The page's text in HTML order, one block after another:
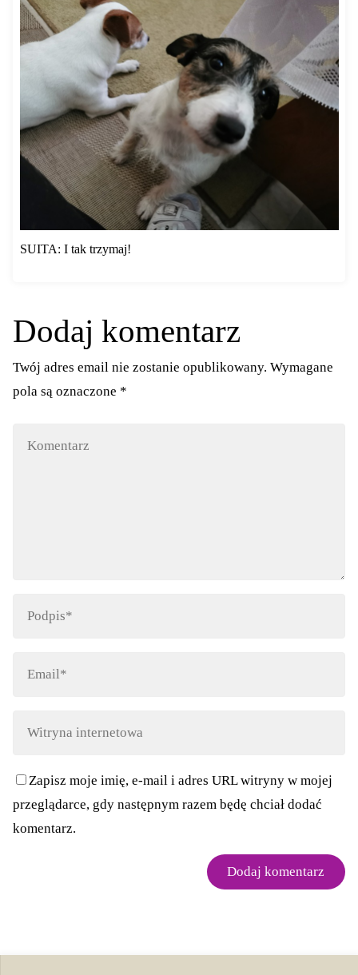
SUITA: I tak trzymaj!
Dodaj komentarz
Twój adres email nie zostanie opublikowany. Wymagane
pola są oznaczone *
Zapisz moje imię, e-mail i adres URL witryny w mojej
przeglądarce, gdy następnym razem będę chciał dodać
komentarz.